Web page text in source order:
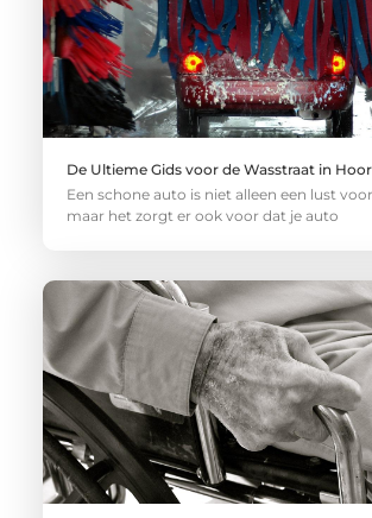
De Ultieme Gids voor de Wasstraat in
Een schone auto is niet alleen een lust
maar het zorgt er ook voor dat je auto